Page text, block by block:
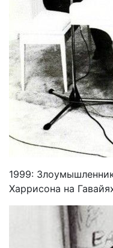
1999:
Харрисона на